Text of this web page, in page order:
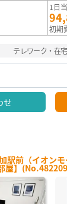
1日
初期
テレワーク・在
せ
駅前（イオン
屋】